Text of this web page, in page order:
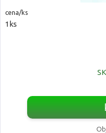
cena/ks
1ks